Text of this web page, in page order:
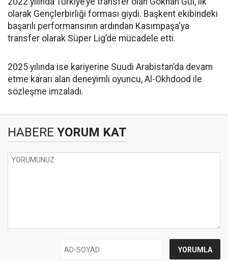
olarak Gençlerbirliği forması giydi. Başkent ekibindeki
başarılı performansının ardından Kasımpaşa‘ya
transfer olarak Süper Lig’de mücadele etti.
2025 yılında ise kariyerine Suudi Arabistan’da devam
etme kararı alan deneyimli oyuncu, Al-Okhdood ile
sözleşme imzaladı.
HABERE YORUM KAT